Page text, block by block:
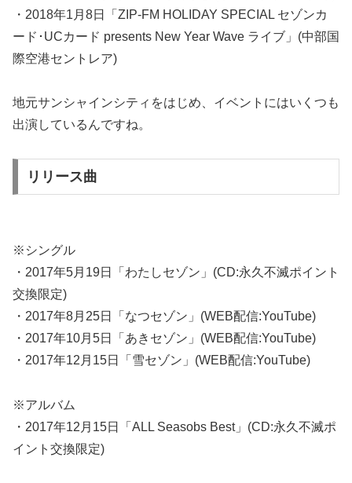
・2018年1月8日「ZIP-FM HOLIDAY SPECIAL セゾンカ
ード･UCカード presents New Year Wave ライブ」(中部国
際空港セントレア)
地元サンシャインシティをはじめ、イベントにはいくつも
出演しているんですね。
リリース曲
※シングル
・2017年5月19日「わたしセゾン」(CD:永久不滅ポイント
交換限定)
・2017年8月25日「なつセゾン」(WEB配信:YouTube)
・2017年10月5日「あきセゾン」(WEB配信:YouTube)
・2017年12月15日「雪セゾン」(WEB配信:YouTube)
※アルバム
・2017年12月15日「ALL Seasobs Best」(CD:永久不滅ポ
イント交換限定)